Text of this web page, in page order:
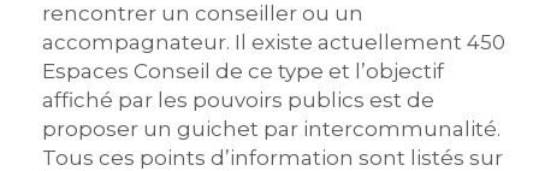
rencontrer un conseiller ou un
accompagnateur. Il existe actuellement 450
Espaces Conseil de ce type et l’objectif
affiché par les pouvoirs publics est de
proposer un guichet par intercommunalité.
Tous ces points d’information sont listés sur